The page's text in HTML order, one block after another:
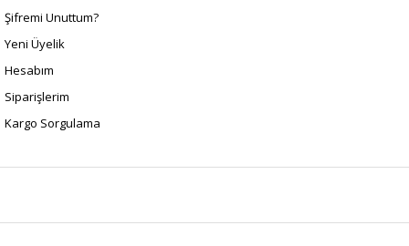
Şifremi Unuttum?
Yeni Üyelik
Hesabım
Siparişlerim
Kargo Sorgulama